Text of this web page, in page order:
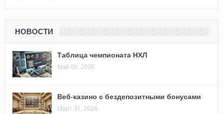
НОВОСТИ
Таблица чемпионата НХЛ
Май 08, 2026
Веб-казино с бездепозитными бонусами
Март 31, 2026